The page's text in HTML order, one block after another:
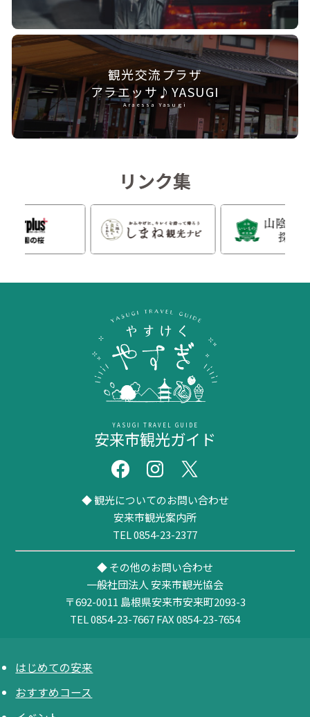
観光交流プラザ
アラエッサ♪YASUGI
Araessa Yasugi
リンク集
安来市観光ガイド
YASUGI TRAVEL GUIDE
◆ 観光についてのお問い合わせ
安来市観光案内所
TEL 0854-23-2377
◆ その他のお問い合わせ
一般社団法人 安来市観光協会
〒692-0011 島根県安来市安来町2093-3
TEL 0854-23-7667FAX 0854-23-7654
はじめての安来
おすすめコース